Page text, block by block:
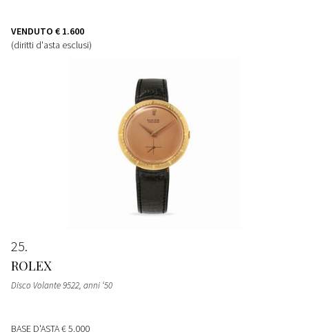
VENDUTO € 1.600
(diritti d'asta esclusi)
25
ROLEX
Disco Volante 9522, anni ‘50
BASE D'ASTA€ 5.000